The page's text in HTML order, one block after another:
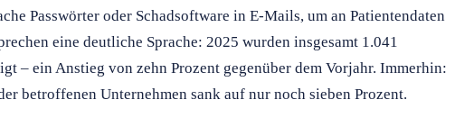
Passwörter oder Schadsoftware in E-Mails, um an Patientendaten
eine deutliche Sprache: 2025 wurden insgesamt 1.041
– ein Anstieg von zehn Prozent gegenüber dem Vorjahr. Immerhin:
betroffenen Unternehmen sank auf nur noch sieben Prozent.